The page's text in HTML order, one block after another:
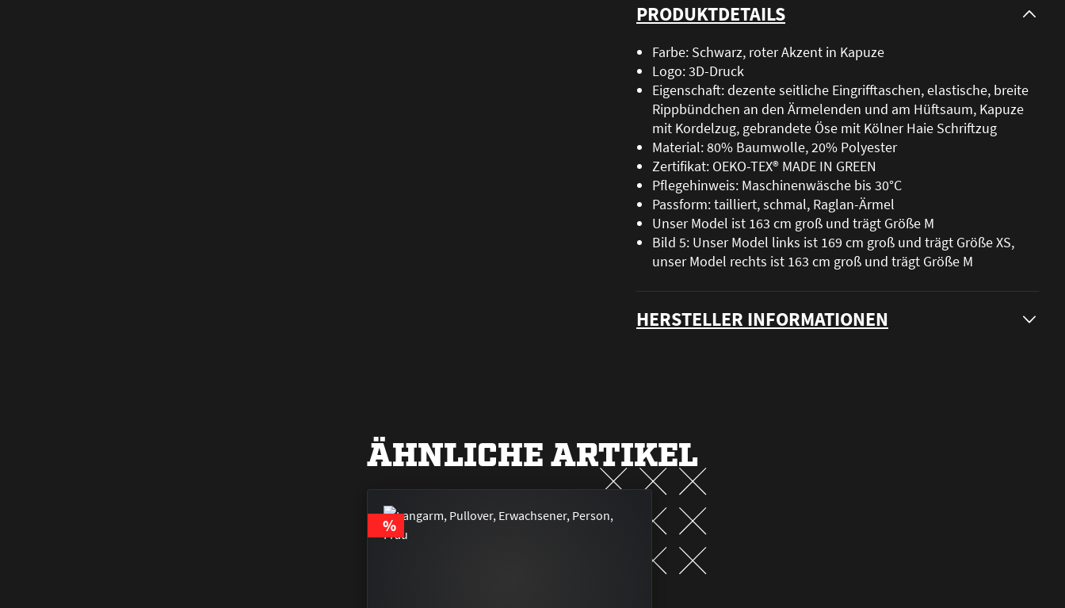
PRODUKTDETAILS
Farbe: Schwarz, roter Akzent in Kapuze
Logo: 3D-Druck
Eigenschaft: dezente seitliche Eingrifftaschen, elastische, breite
Rippbündchen an den Ärmelenden und am Hüftsaum, Kapuze
mit Kordelzug, gebrandete Öse mit Kölner Haie Schriftzug
Material: 80% Baumwolle, 20% Polyester
Zertifikat: OEKO-TEX® MADE IN GREEN
Pflegehinweis: Maschinenwäsche bis 30°C
Passform: tailliert, schmal, Raglan-Ärmel
Unser Model ist 163 cm groß und trägt Größe M
Bild 5: Unser Model links ist 169 cm groß und trägt Größe XS,
unser Model rechts ist 163 cm groß und trägt Größe M
HERSTELLER INFORMATIONEN
ÄHNLICHE ARTIKEL
RABATT
%